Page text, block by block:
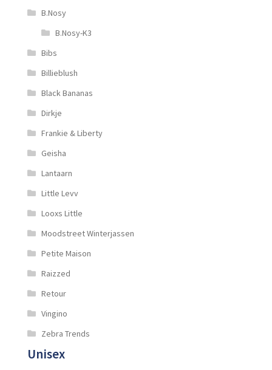
B.Nosy
B.Nosy-K3
Bibs
Billieblush
Black Bananas
Dirkje
Frankie & Liberty
Geisha
Lantaarn
Little Levv
Looxs Little
Moodstreet Winterjassen
Petite Maison
Raizzed
Retour
Vingino
Zebra Trends
Unisex